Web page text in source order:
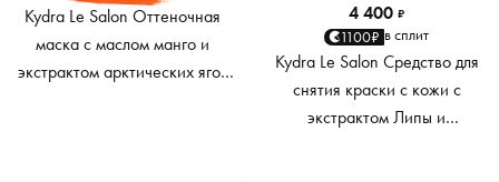
Kydra Le Salon Оттеночная
маска с маслом манго и
экстрактом арктических ягод
4 400 ₽
1100₽ в сплит
Kydra Le Salon Средство для
снятия краски с кожи с
экстрактом Липы и